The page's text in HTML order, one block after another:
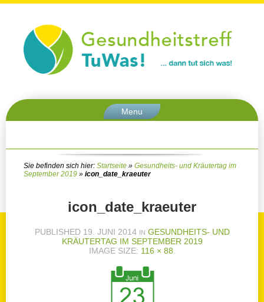
Menu
Sie befinden sich hier: Startseite » Gesundheits- und Kräutertag im
September 2019 » icon_date_kraeuter
icon_date_kraeuter
PUBLISHED 19. JUNI 2014 IN GESUNDHEITS- UND
KRÄUTERTAG IM SEPTEMBER 2019
IMAGE SIZE: 116 × 88